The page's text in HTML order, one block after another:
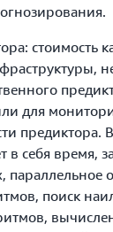
стоимость
для
предиктора.
в себя время,
параллельное
поиск